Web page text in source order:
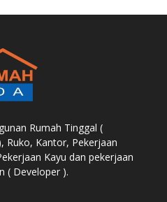
Rumah Tinggal (
Ruko, Kantor, Pekerjaan
Kayu dan pekerjaan
( Developer ).